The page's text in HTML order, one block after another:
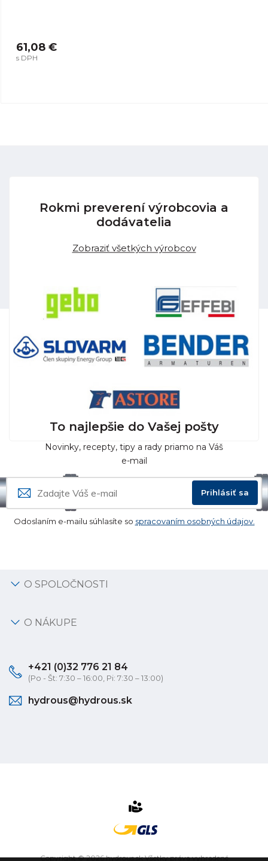
61,08 €
s DPH
Rokmi preverení výrobcovia a
dodávatelia
Zobraziť všetkých výrobcov
To najlepšie do Vašej pošty
Novinky, recepty, tipy a rady priamo na Váš
e-mail
Prihlásiť sa
Odoslaním e-mailu súhlasíte so spracovaním osobných údajov.
O SPOLOČNOSTI
O NÁKUPE
+421 (0)32 776 21 84
(Po - Št: 7:30 – 16:00, Pi: 7:30 – 13:00)
hydrous@hydrous.sk
Copyright © 2026 hydrous.sk Všetky práva vyhradené